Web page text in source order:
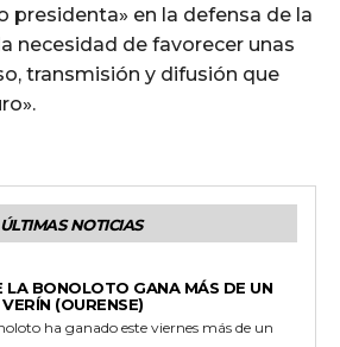
presidenta» en la defensa de la
necesidad de favorecer unas
transmisión y difusión que
ÚLTIMAS NOTICIAS
LA BONOLOTO GANA MÁS DE UN
(OURENSE)
ha ganado este viernes más de un